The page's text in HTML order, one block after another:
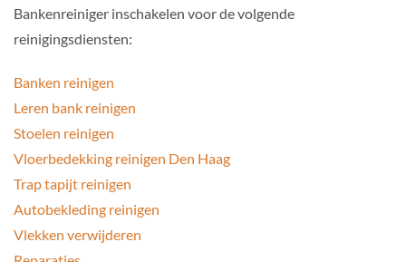
Bankenreiniger inschakelen voor de volgende
reinigingsdiensten:
Banken reinigen
Leren bank reinigen
Stoelen reinigen
Vloerbedekking reinigen Den Haag
Trap tapijt reinigen
Autobekleding reinigen
Vlekken verwijderen